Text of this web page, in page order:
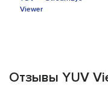
Отзывы YUV